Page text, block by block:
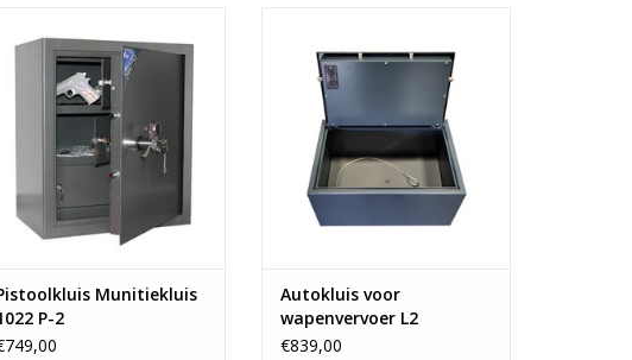
binnenkluisjes
- luxe hendel met Huntersafes
logo
- grijs antraciet
- klasse S-1
- 35 cm diep
TOEVOEGEN AAN WINKELWAGEN
Munitiekluis
P-2
handgrepen
- snel te openen door de
gasveren
TOEVOEGEN AAN WINKELWAGEN
Autokluis voor
wapenvervoer L2
€839,00